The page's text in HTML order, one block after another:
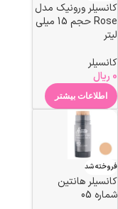
کانسیلر ورونیک مدل
Rose حجم 15 میلی
لیتر
کانسیلر
0 ریال
اطلاعات بیشتر
فروخته شد
کانسیلر هانتین
شماره 05